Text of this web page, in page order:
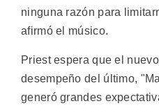
ninguna razón para
afirmó el músico.
Priest espera que el
desempeño del último,
generó grandes